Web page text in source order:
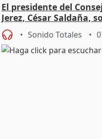
El presidente del
Jerez, César Saldaña,
Sonido Totales